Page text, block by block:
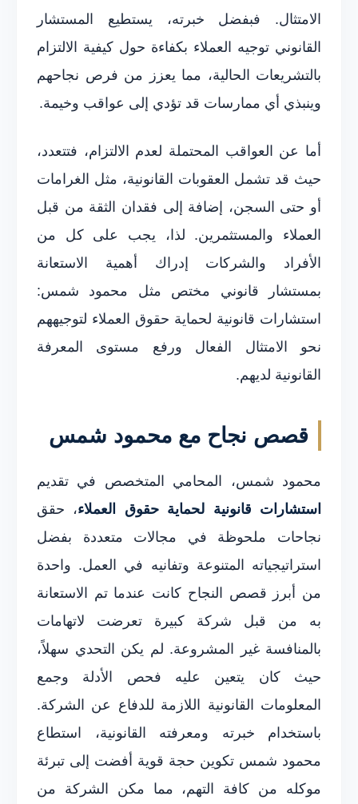
الامتثال. فبفضل خبرته، يستطيع المستشار
القانوني توجيه العملاء بكفاءة حول كيفية الالتزام
بالتشريعات الحالية، مما يعزز من فرص نجاحهم
وينبذي أي ممارسات قد تؤدي إلى عواقب وخيمة.
أما عن العواقب المحتملة لعدم الالتزام، فتتعدد،
حيث قد تشمل العقوبات القانونية، مثل الغرامات
أو حتى السجن، إضافة إلى فقدان الثقة من قبل
العملاء والمستثمرين. لذا، يجب على كل من
الأفراد والشركات إدراك أهمية الاستعانة
بمستشار قانوني مختص مثل محمود شمس:
استشارات قانونية لحماية حقوق العملاء لتوجيههم
نحو الامتثال الفعال ورفع مستوى المعرفة
القانونية لديهم.
قصص نجاح مع محمود شمس
محمود شمس، المحامي المتخصص في تقديم
استشارات قانونية لحماية حقوق العملاء، حقق
نجاحات ملحوظة في مجالات متعددة بفضل
استراتيجياته المتنوعة وتفانيه في العمل. واحدة
من أبرز قصص النجاح كانت عندما تم الاستعانة
به من قبل شركة كبيرة تعرضت لاتهامات
بالمنافسة غير المشروعة. لم يكن التحدي سهلاً،
حيث كان يتعين عليه فحص الأدلة وجمع
المعلومات القانونية اللازمة للدفاع عن الشركة.
باستخدام خبرته ومعرفته القانونية، استطاع
محمود شمس تكوين حجة قوية أفضت إلى تبرئة
موكله من كافة التهم، مما مكن الشركة من